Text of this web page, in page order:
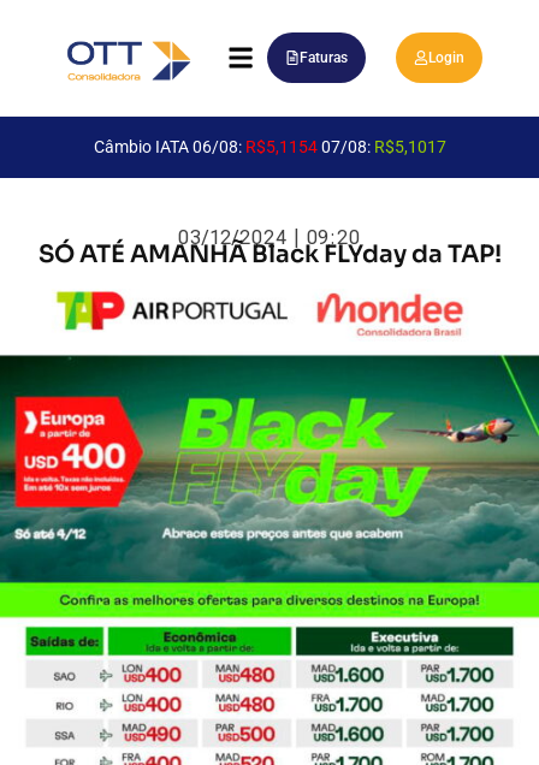
Faturas Login
Câmbio IATA 06/08: R$5,115407/08: R$5,1017
03/12/2024 | 09:20
SÓ ATÉ AMANHÃ Black FLYday da TAP!